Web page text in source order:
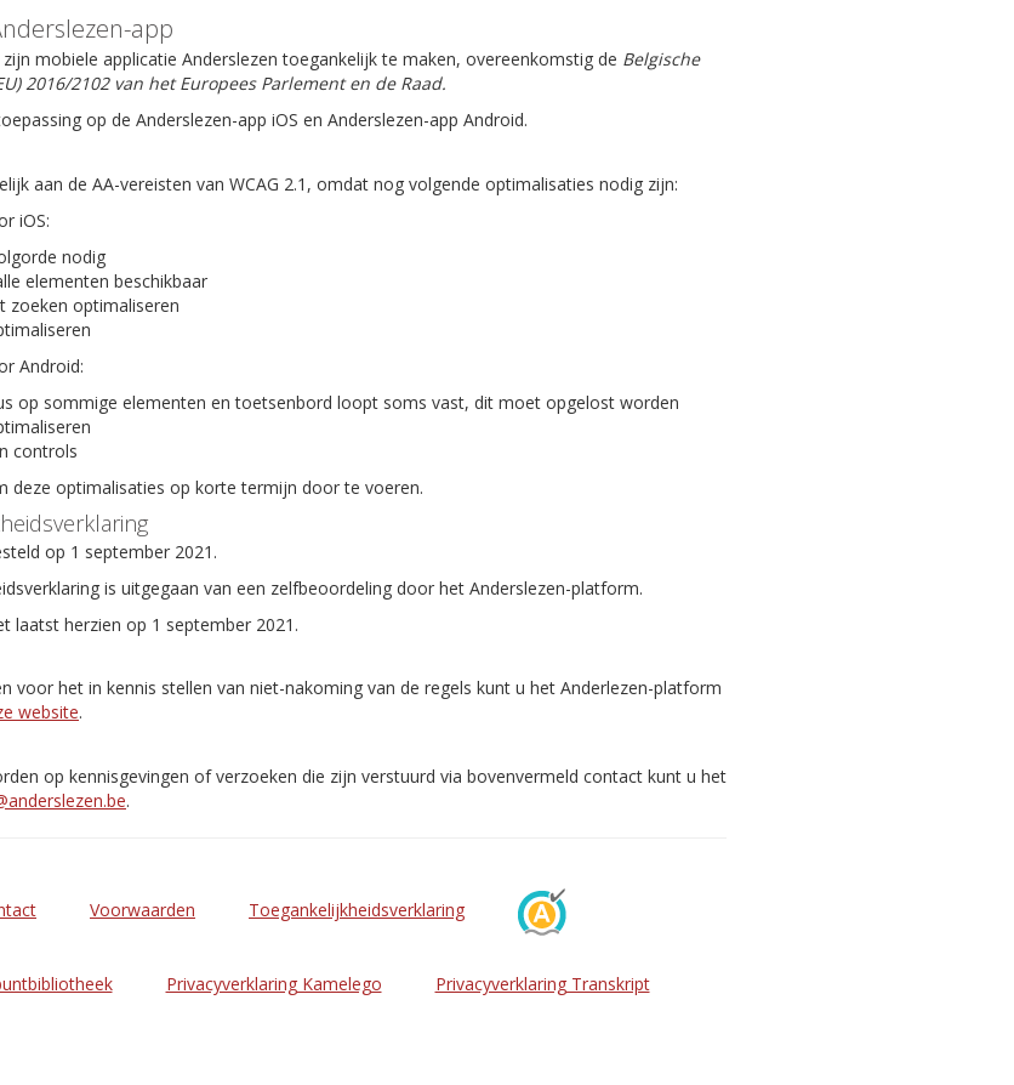
app
mobiele applicatie Anderslezen toegankelijk te maken, overeenkomstig de Belgische
2016/2102 van het Europees Parlement en de Raad.
op de Anderslezen-app iOS en Anderslezen-app Android.
aan de AA-vereisten van WCAG 2.1, omdat nog volgende optimalisaties nodig zijn:
iOS:
nodig
elementen beschikbaar
zoeken optimaliseren
Android:
op sommige elementen en toetsenbord loopt soms vast, dit moet opgelost worden
controls
deze optimalisaties op korte termijn door te voeren.
op 1 september 2021.
is uitgegaan van een zelfbeoordeling door het Anderslezen-platform.
laatst herzien op 1 september 2021.
voor het in kennis stellen van niet-nakoming van de regels kunt u het Anderlezen-platform
website.
op kennisgevingen of verzoeken die zijn verstuurd via bovenvermeld contact kunt u het
.
Voorwaarden Toegankelijkheidsverklaring
Privacyverklaring Kamelego Privacyverklaring Transkript